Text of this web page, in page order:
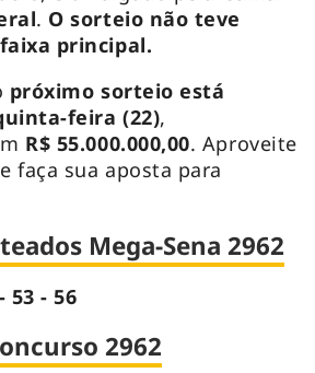
. O sorteio não teve
principal.
próximo sorteio está
feira (22),
R$ 55.000.000,00. Aproveite
faça sua aposta para
Mega-Sena 2962
53 - 56
2962